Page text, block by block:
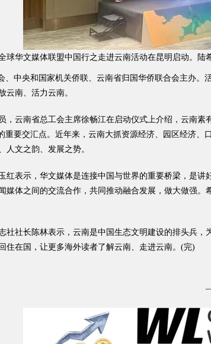
华文媒体联盟中国行之走进云南活动在昆明启动。陆
央和国家机关侨联、云南省归国华侨联合会主办。
云南、活力云南。
南省总工会主席徐畅江在启动仪式上介绍，云南素
重要交汇点。近年来，云南大抓资源经济、园区经济
人文之韵、发展之势。
示，华文媒体是连接中国与世界的重要桥梁，是讲
媒体之间的交流合作，共同推动融合发展，做大做强
社长陈林表示，云南是中国生态文明建设的排头兵，
住在国，让更多海外读者了解云南、走进云南。(完)